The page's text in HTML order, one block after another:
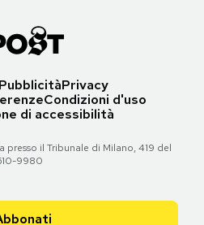
PubblicitàPrivacy
Condizioni d'uso
di accessibilità
presso il Tribunale di Milano, 419 del
9980